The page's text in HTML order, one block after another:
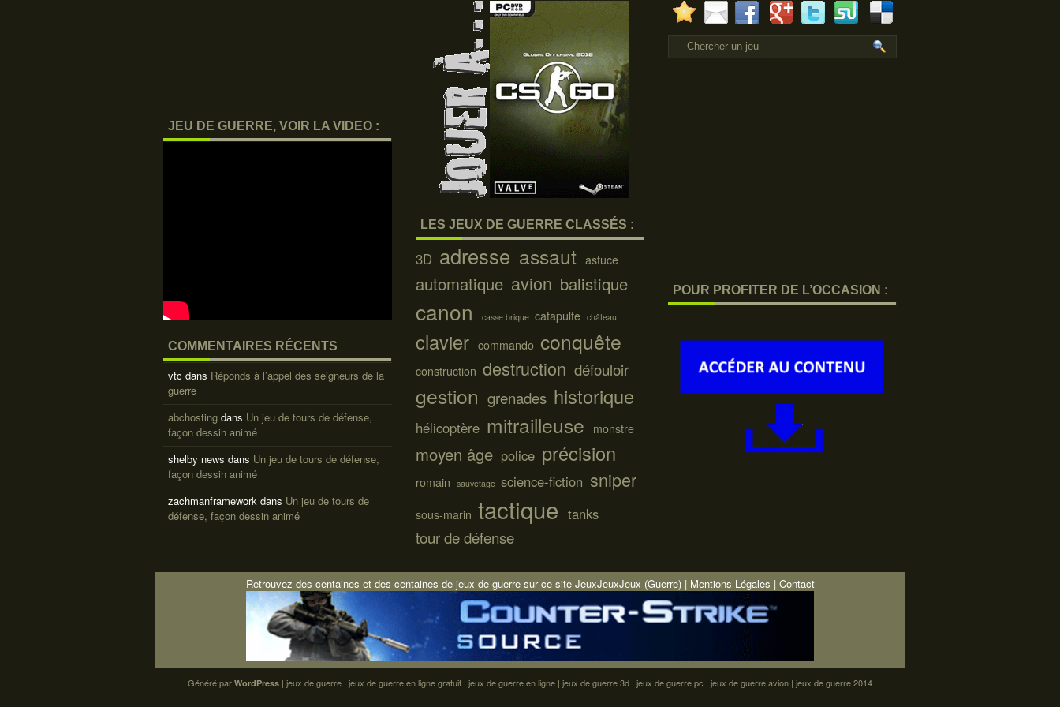
JEU DE GUERRE, VOIR LA VIDEO :
COMMENTAIRES RÉCENTS
vtc dans Réponds à l’appel des seigneurs de la
guerre
abchosting dans Un jeu de tours de défense,
façon dessin animé
shelby news dans Un jeu de tours de défense,
façon dessin animé
zachmanframework dans Un jeu de tours de
défense, façon dessin animé
LES JEUX DE GUERRE CLASSÉS :
3D adresse assaut astuce
automatique avion balistique
canon casse brique catapulte château
clavier commando conquête
construction destruction défouloir
gestion grenades historique
hélicoptère mitrailleuse monstre
moyen âge police précision
romain sauvetage science-fiction sniper
sous-marin tactique tanks
tour de défense
POUR PROFITER DE L’OCCASION :
Retrouvez des centaines et des centaines de jeux de guerre sur ce site JeuxJeuxJeux (Guerre)| Mentions Légales | Contact
Généré par WordPress | jeux de guerre | jeux de guerre en ligne gratuit | jeux de guerre en ligne | jeux de guerre 3d | jeux de guerre pc | jeux de guerre avion | jeux de guerre 2014